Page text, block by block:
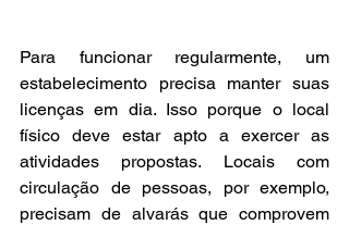
Para funcionar regularmente, um
estabelecimento precisa manter suas
licenças em dia. Isso porque o local
físico deve estar apto a exercer as
atividades propostas. Locais com
circulação de pessoas, por exemplo,
precisam de alvarás que comprovem